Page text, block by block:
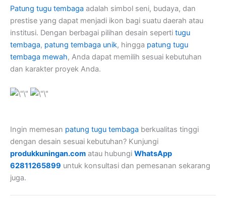
Patung tugu tembaga adalah simbol seni, budaya, dan
prestise yang dapat menjadi ikon bagi suatu daerah atau
institusi. Dengan berbagai pilihan desain seperti tugu
tembaga, patung tembaga unik, hingga patung tugu
tembaga mewah, Anda dapat memilih sesuai kebutuhan
dan karakter proyek Anda.
Ingin memesan patung tugu tembaga berkualitas tinggi
dengan desain sesuai kebutuhan? Kunjungi
produkkuningan.com atau hubungi WhatsApp
62811265899 untuk konsultasi dan pemesanan sekarang
juga.